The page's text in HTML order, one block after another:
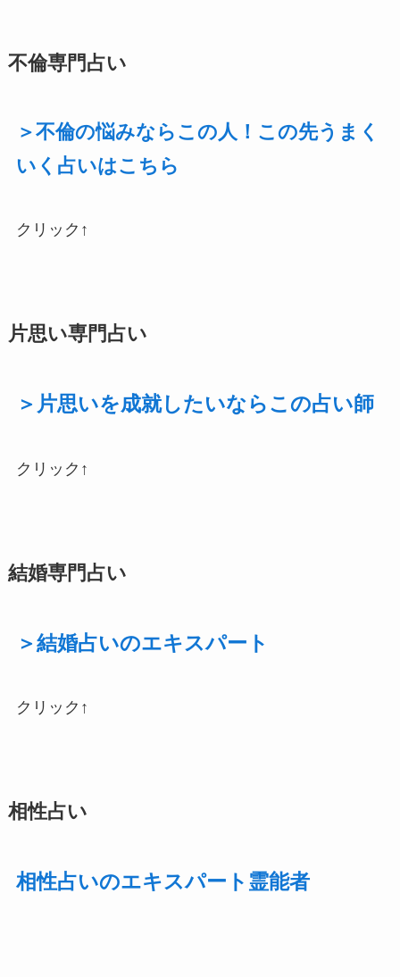
不倫専門占い
＞不倫の悩みならこの人！この先うまく
いく占いはこちら
クリック↑
片思い専門占い
＞片思いを成就したいならこの占い師
クリック↑
結婚専門占い
＞結婚占いのエキスパート
クリック↑
相性占い
相性占いのエキスパート霊能者